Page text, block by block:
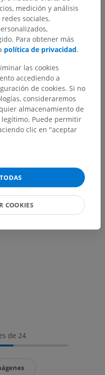
de 24
medición y análisis
sociales,
Para obtener más
política de privacidad.
las cookies
accediendo a
de cookies. Si no
consideraremos
almacenamiento de
Puede permitir
clic en "aceptar
COOKIES